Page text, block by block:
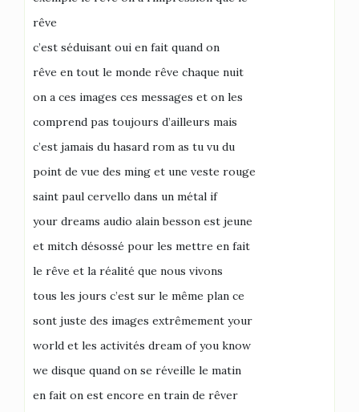
rêve
c’est séduisant oui en fait quand on
rêve en tout le monde rêve chaque nuit
on a ces images ces messages et on les
comprend pas toujours d’ailleurs mais
c’est jamais du hasard rom as tu vu du
point de vue des ming et une veste rouge
saint paul cervello dans un métal if
your dreams audio alain besson est jeune
et mitch désossé pour les mettre en fait
le rêve et la réalité que nous vivons
tous les jours c’est sur le même plan ce
sont juste des images extrêmement your
world et les activités dream of you know
we disque quand on se réveille le matin
en fait on est encore en train de rêver